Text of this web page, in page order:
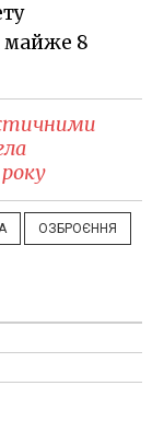
майже 8
ОЗБРОЄННЯ